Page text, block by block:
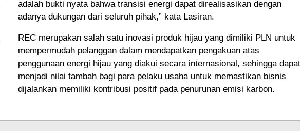
adalah bukti nyata bahwa transisi energi dapat direalisasikan dengan
adanya dukungan dari seluruh pihak,” kata Lasiran.
REC merupakan salah satu inovasi produk hijau yang dimiliki PLN untuk
mempermudah pelanggan dalam mendapatkan pengakuan atas
penggunaan energi hijau yang diakui secara internasional, sehingga dapat
menjadi nilai tambah bagi para pelaku usaha untuk memastikan bisnis
dijalankan memiliki kontribusi positif pada penurunan emisi karbon.